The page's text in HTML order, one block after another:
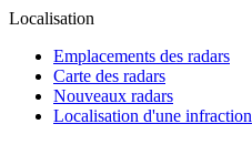
Localisation
Emplacements des radars
Carte des radars
Nouveaux radars
Localisation d'une infraction